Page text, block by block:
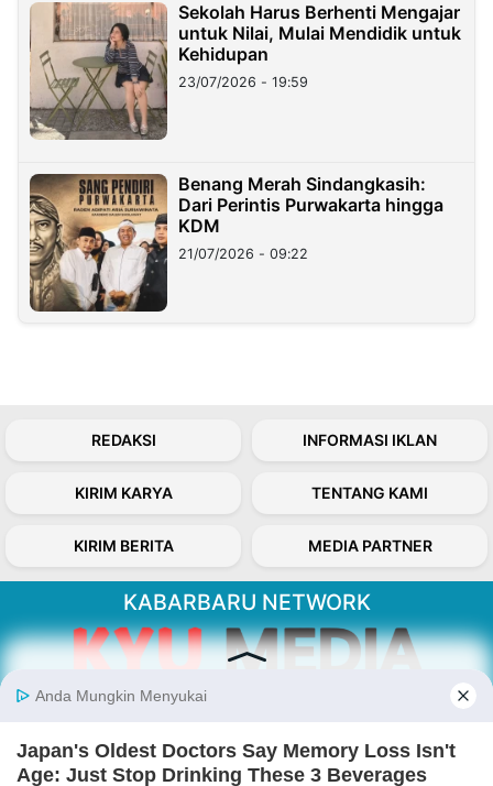
Sekolah Harus Berhenti Mengajar
untuk Nilai, Mulai Mendidik untuk
Kehidupan
23/07/2026 - 19:59
Benang Merah Sindangkasih:
Dari Perintis Purwakarta hingga
KDM
21/07/2026 - 09:22
REDAKSI INFORMASI IKLAN
KIRIM KARYA TENTANG KAMI
KIRIM BERITA MEDIA PARTNER
KABARBARU NETWORK
Kabarbaru.co menyajikan berita aktual dan